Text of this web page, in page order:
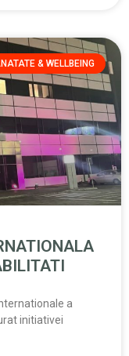
& WELLBEING
a
initiativei